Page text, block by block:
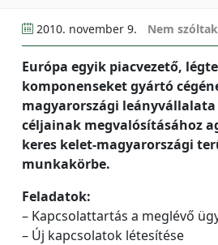
2010. november 9. Nem
Európa egyik piacvezető,
komponenseket gyártó
magyarországi
céljainak megvalósításához
keres kelet-magyarországi
munkakörbe.
Feladatok:
– Kapcsolattartás a meglévő
– Új kapcsolatok létesítése